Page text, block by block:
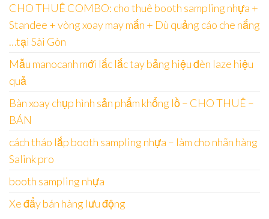
CHO THUÊ COMBO: cho thuê booth sampling nhựa +
Standee + vòng xoay may mắn + Dù quảng cáo che nắng
…tại Sài Gòn
Mẫu manocanh mới lắc lắc tay bảng hiệu đèn laze hiệu
quả
Bàn xoay chụp hình sản phẩm khổng lồ – CHO THUÊ –
BÁN
cách tháo lắp booth sampling nhựa – làm cho nhãn hàng
Salink pro
booth sampling nhựa
Xe đẩy bán hàng lưu động